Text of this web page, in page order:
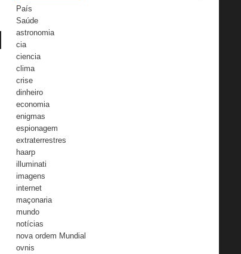
País
Saúde
astronomia
cia
ciencia
clima
crise
dinheiro
economia
enigmas
espionagem
extraterrestres
haarp
illuminati
imagens
internet
maçonaria
mundo
notícias
nova ordem Mundial
ovnis